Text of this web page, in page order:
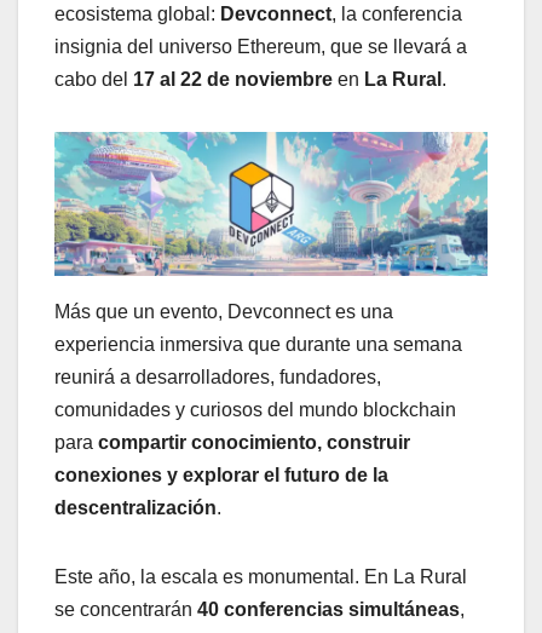
ecosistema global: Devconnect, la conferencia
insignia del universo Ethereum, que se llevará a
cabo del 17 al 22 de noviembre en La Rural .
Más que un evento, Devconnect es una
experiencia inmersiva que durante una semana
reunirá a desarrolladores, fundadores,
comunidades y curiosos del mundo blockchain
para compartir conocimiento, construir
conexiones y explorar el futuro de la
descentralización.
Este año, la escala es monumental. En La Rural
se concentrarán 40 conferencias simultáneas,